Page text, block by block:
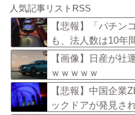
人気記事リストRSS
【悲報】「パチン
も、法人数は10
年ぶりに7割超え
【画像】日産が社
ｗｗｗｗｗ
【悲報】中国企業
ックドアが発見さ